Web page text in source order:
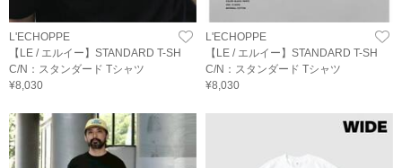
L'ECHOPPE
【LE / エルイー】STANDARD T-SH
C/N：スタンダード Tシャツ
¥8,030
L'ECHOPPE
【LE / エルイー】STANDARD T-SH
C/N：スタンダード Tシャツ
¥8,030